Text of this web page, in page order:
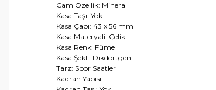
Cam Özellik: Mineral
Kasa Taşı: Yok
Kasa Çapı: 43 x 56 mm
Kasa Materyali: Çelik
Kasa Renk: Füme
Kasa Şekli: Dikdörtgen
Tarz: Spor Saatler
Kadran Yapısı